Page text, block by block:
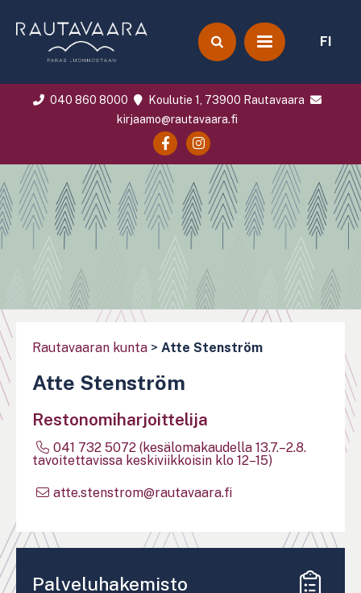
FI
040 860 8000
Koulutie 1, 73900 Rautavaara
kirjaamo@rautavaara.fi
Rautavaaran kunta > Atte Stenström
Atte Stenström
Restonomiharjoittelija
041 732 5072 (kesälomakaudella 13.7.–2.8.
tavoitettavissa keskiviikkoisin klo 12–15)
atte.stenstrom@rautavaara.fi
Palveluhakemisto